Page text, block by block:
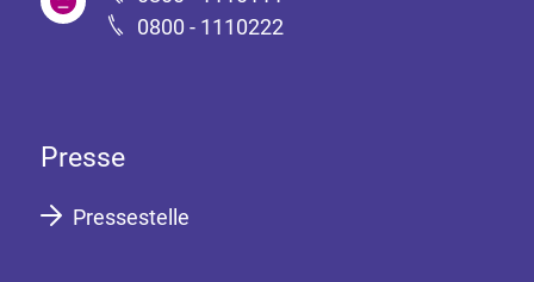
0800 - 1110222
Presse
Pressestelle